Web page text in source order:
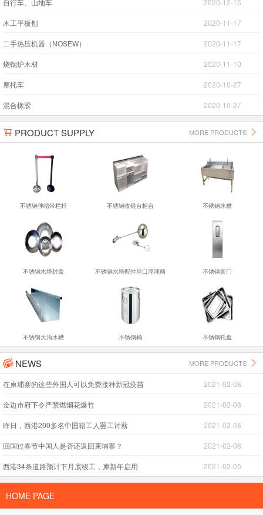
自行车、山地车 2020-12-15
木工平板刨 2020-11-17
二手热压机器（NOSEW） 2020-11-17
烧锅炉木材 2020-11-10
摩托车 2020-10-27
混合橡胶 2020-10-27
 PRODUCT SUPPLY MORE PRODUCTS 
不锈钢伸缩带栏杆 不锈钢收银台柜台 不锈钢水槽
不锈钢水塔封盖 不锈钢水塔配件丝口浮球阀 不锈钢套门
不锈钢天沟水槽 不锈钢桶 不锈钢托盘
 NEWS MORE PRODUCTS 
在柬埔寨的这些外国人可以免费接种新冠疫苗 2021-02-08
金边市府下令严禁燃烟花爆竹 2021-02-08
昨日，西港200多名中国籍工人罢工讨薪 2021-02-08
回国过春节中国人是否还返回柬埔寨？ 2021-02-08
西港34条道路预计下月底竣工，柬新年启用 2021-02-05
HOME PAGE